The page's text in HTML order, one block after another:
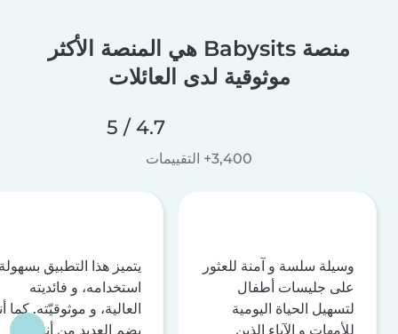
منصة Babysits هي المنصة الأكثر
موثوقية لدى العائلات
4.7 / 5
3,400+ التقييمات
وسيلة سلسة و آمنة للعثور
على جليسات أطفال
لتسهيل الحياة اليومية
للأمهات و الآباء الذين
يتميز هذا التطبيق
استخدامه، و فائديته
العالية، و موثوقيّته. كما
يضم العديد من أنظمة